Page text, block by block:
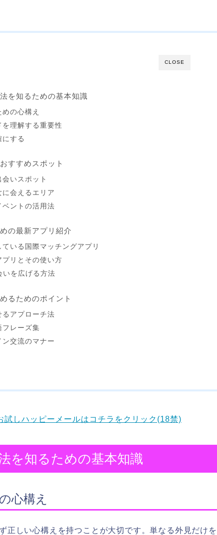
CLOSE
を知るための基本知識
の心構え
理解する重要性
する
すすめスポット
いスポット
に会えるエリア
ントの活用法
の最新アプリ紹介
いる国際マッチングアプリ
リとその使い方
いを広げる方法
るためのポイント
アプローチ法
フレーズ集
交流のマナー
試しハッピーメールはコチラをクリック(18禁)
を知るための基本知識
心構え
正しい心構えを持つことが大切です。単なる外見だけを